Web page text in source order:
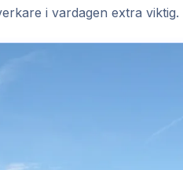
i vardagen extra viktig.